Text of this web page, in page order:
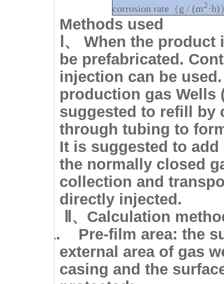
corrosion rate （g / (m2·h)
Methods used
、 When the
be prefabricated.
injection can be
production gas Wells
suggested to refill by
through tubing to
It is suggested to
the normally closed
collection and
directly injected.
、Calculation
1. Pre-film area: the
external area of gas
casing and the